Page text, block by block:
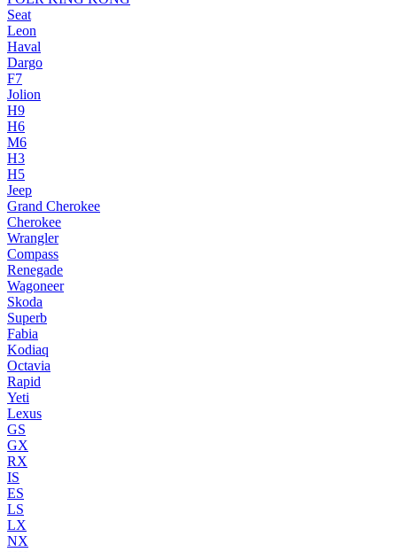
Seat
Leon
Haval
Dargo
F7
Jolion
H9
H6
M6
H3
H5
Jeep
Grand Cherokee
Cherokee
Wrangler
Compass
Renegade
Wagoneer
Skoda
Superb
Fabia
Kodiaq
Octavia
Rapid
Yeti
Lexus
GS
GX
RX
IS
ES
LS
LX
NX